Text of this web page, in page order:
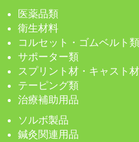
医薬品類
衛生材料
コルセット・ゴムベルト類
サポーター類
スプリント材・キャスト
テーピング類
治療補助用品
ソルボ製品
鍼灸関連用品